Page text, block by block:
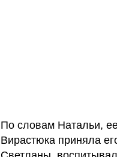
По словам Натальи,
Вирастюка приняла